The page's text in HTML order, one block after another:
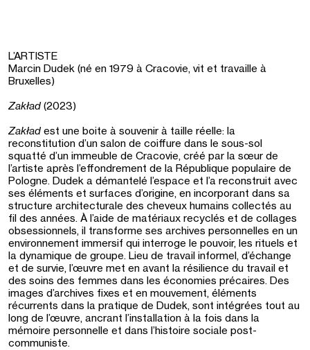
L’ARTISTE
Marcin Dudek (né en 1979 à Cracovie, vit et travaille à
Bruxelles)
Zakład(2023)
Zakładest une boite à souvenir à taille réelle: la
reconstitution d’un salon de coiffure dans le sous-sol
squatté d’un immeuble de Cracovie, créé par la sœur de
l’artiste après l’effondrement de la République populaire de
Pologne. Dudek a démantelé l’espace et l’a reconstruit avec
ses éléments et surfaces d’origine, en incorporant dans sa
structure architecturale des cheveux humains collectés au
fil des années. À l’aide de matériaux recyclés et de collages
obsessionnels, il transforme ses archives personnelles en un
environnement immersif qui interroge le pouvoir, les rituels et
la dynamique de groupe. Lieu de travail informel, d’échange
et de survie, l’œuvre met en avant la résilience du travail et
des soins des femmes dans les économies précaires. Des
images d’archives fixes et en mouvement, éléments
récurrents dans la pratique de Dudek, sont intégrées tout au
long de l’œuvre, ancrant l’installation à la fois dans la
mémoire personnelle et dans l’histoire sociale post-
communiste.